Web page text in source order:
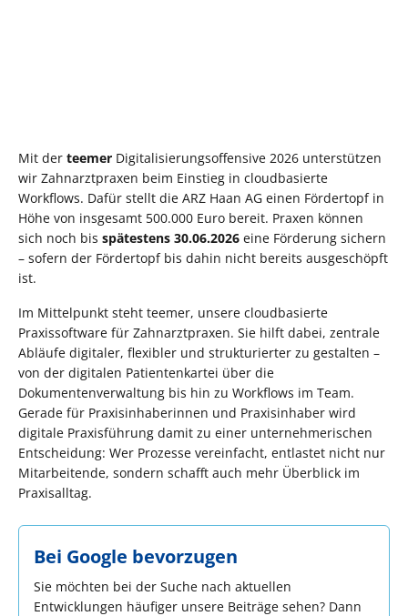
Mit der teemer Digitalisierungsoffensive 2026 unterstützen
wir Zahnarztpraxen beim Einstieg in cloudbasierte
Workflows. Dafür stellt die ARZ Haan AG einen Fördertopf in
Höhe von insgesamt 500.000 Euro bereit. Praxen können
sich noch bis spätestens 30.06.2026 eine Förderung sichern
– sofern der Fördertopf bis dahin nicht bereits ausgeschöpft
ist.
Im Mittelpunkt steht teemer, unsere cloudbasierte
Praxissoftware für Zahnarztpraxen. Sie hilft dabei, zentrale
Abläufe digitaler, flexibler und strukturierter zu gestalten –
von der digitalen Patientenkartei über die
Dokumentenverwaltung bis hin zu Workflows im Team.
Gerade für Praxisinhaberinnen und Praxisinhaber wird
digitale Praxisführung damit zu einer unternehmerischen
Entscheidung: Wer Prozesse vereinfacht, entlastet nicht nur
Mitarbeitende, sondern schafft auch mehr Überblick im
Praxisalltag.
Bei Google bevorzugen
Sie möchten bei der Suche nach aktuellen
Entwicklungen häufiger unsere Beiträge sehen? Dann